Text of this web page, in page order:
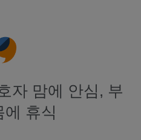
자 맘에 안심, 부
에 휴식